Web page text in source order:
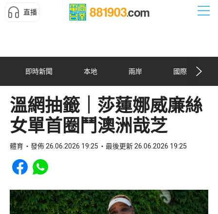
直播
即時新聞 本地 兩岸 國際
溫網抽籤｜莎蓮娜威廉絲
女單首圈鬥澳洲哉芝
體育 發佈 26.06.2026 19:25 最後更新 26.06.2026 19:25
Share to Facebook
Share to WhatsApp